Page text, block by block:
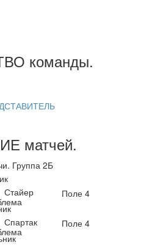
команды.
матчей.
Группа 2Б
Стайер
Поле 4
Спартак
Поле 4